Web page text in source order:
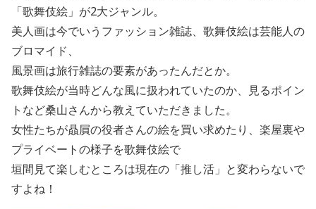
「歌舞伎絵」が2大ジャンル。
美人画は今でいうファッション雑誌、歌舞伎絵は芸能人の
ブロマイド、
風景画は旅行雑誌の要素があったんだとか。
歌舞伎絵が当時どんな風に扱われていたのか、見るポイン
トなど桑山さんから教えていただきました。
女性たちが贔屓の役者さんの絵を買い求めたり、楽屋裏や
プライベートの様子を歌舞伎絵で
垣間見て楽しむところは現在の「推し活」と変わらないで
すよね！